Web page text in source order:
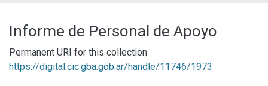
Aportar material
Statistics
Informe de Personal de Apoyo
Permanent URI for this collection
https://digital.cic.gba.gob.ar/handle/11746/1973